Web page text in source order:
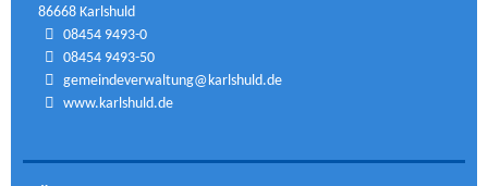
86668 Karlshuld
08454 9493-0
08454 9493-50
gemeindeverwaltung@karlshuld.de
www.karlshuld.de